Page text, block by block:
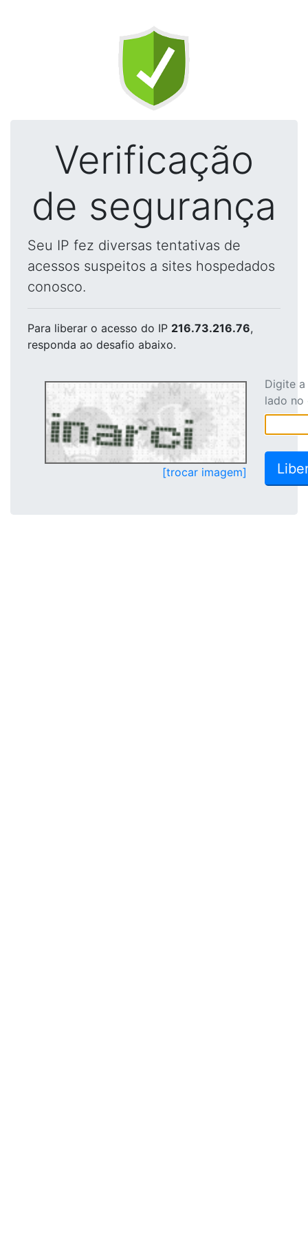
Verificação
de segurança
Seu IP fez diversas tentativas de
acessos suspeitos a sites hospedados
conosco.
Para liberar o acesso do IP 216.73.216.76,
responda ao desafio abaixo.
[trocar imagem]
Digite
lado no